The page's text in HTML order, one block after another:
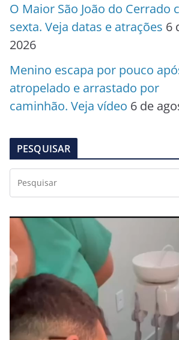
O Maior São João do Cerrado
sexta. Veja datas e atrações 6
2026
Menino escapa por pouco
atropelado e arrastado por
caminhão. Veja vídeo 6 de
PESQUISAR